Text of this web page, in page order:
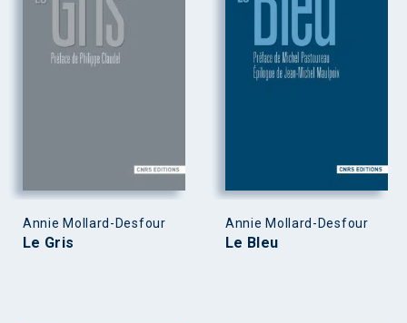
Annie Mollard-Desfour
Le Gris
Annie Mollard-Desfour
Le Bleu